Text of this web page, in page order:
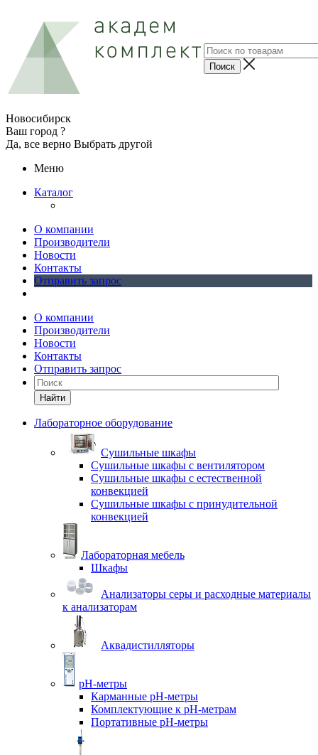
Новосибирск
Ваш город ?
Да, все верно Выбрать другой
Меню
Каталог
О компании
Производители
Новости
Контакты
Отправить запрос
О компании
Производители
Новости
Контакты
Отправить запрос
Найти
Лабораторное оборудование
Cушильные шкафы
Сушильные шкафы с вентилятором
Сушильные шкафы с естественной
конвекцией
Сушильные шкафы с принудительной
конвекцией
Лабораторная мебель
Шкафы
Анализаторы серы и расходные материалы
к анализаторам
Аквадистилляторы
pH-метры
Карманные pH-метры
Комплектующие к pH-метрам
Портативные pH-метры